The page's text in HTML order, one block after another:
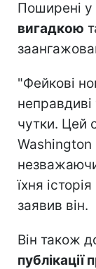
Поширені у
вигадкою
"Фейкові
чутки. Цей
Washington
їхня
заявив він.
Він також